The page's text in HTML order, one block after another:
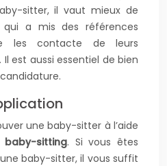
sitter, il vaut mieux de
a mis des références
les contacte de leurs
est aussi essentiel de bien
une baby-sitter à l’aide
sitting. Si vous êtes
baby-sitter, il vous suffit